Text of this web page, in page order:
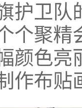
护卫
个聚精
颜色
作布贴